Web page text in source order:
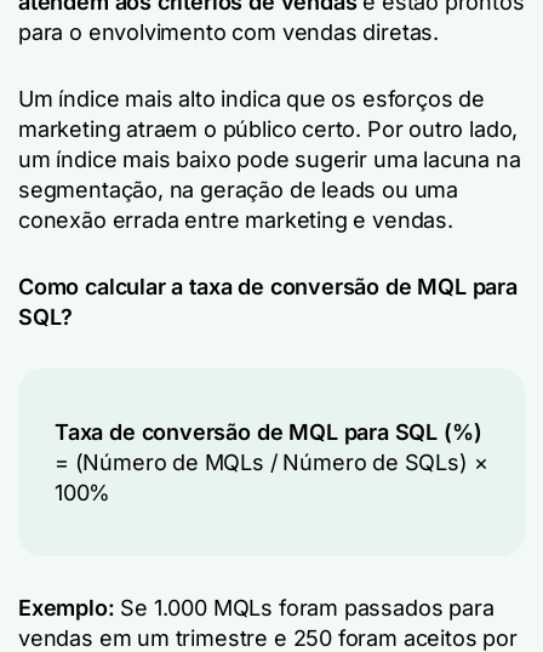
para o envolvimento com vendas diretas.
Um índice mais alto indica que os esforços de
marketing atraem o público certo. Por outro lado,
um índice mais baixo pode sugerir uma lacuna na
segmentação, na geração de leads ou uma
conexão errada entre marketing e vendas.
Como calcular a taxa de conversão de MQL para
SQL?
Taxa de conversão de MQL para SQL (%)
= (Número de MQLs / Número de SQLs) ×
100%
Exemplo: Se 1.000 MQLs foram passados para
vendas em um trimestre e 250 foram aceitos por